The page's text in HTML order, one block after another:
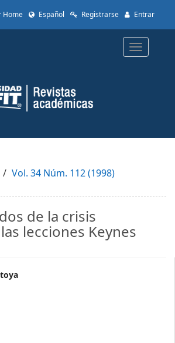
Home Español Registrarse Entrar
Toggle
Vol. 34 Núm. 112 (1998)
de la crisis
lecciones Keynes